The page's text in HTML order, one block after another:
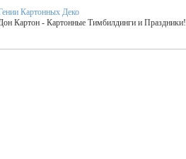
Картонных Деко
Картон - Картонные Тимбилдинги и Праздники!